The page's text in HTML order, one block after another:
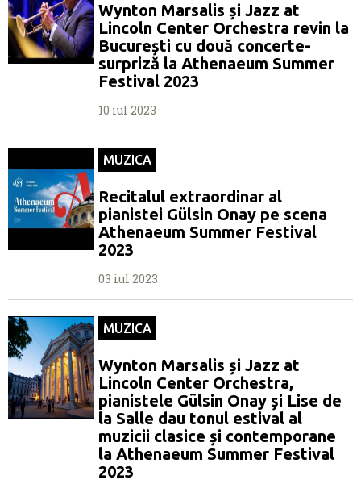
Wynton Marsalis și Jazz at
Lincoln Center Orchestra revin la
București cu două concerte-
surpriză la Athenaeum Summer
Festival 2023
10 iul 2023
MUZICA
Recitalul extraordinar al
pianistei Gülsin Onay pe scena
Athenaeum Summer Festival
2023
03 iul 2023
MUZICA
Wynton Marsalis și Jazz at
Lincoln Center Orchestra,
pianistele Gülsin Onay și Lise de
la Salle dau tonul estival al
muzicii clasice și contemporane
la Athenaeum Summer Festival
2023